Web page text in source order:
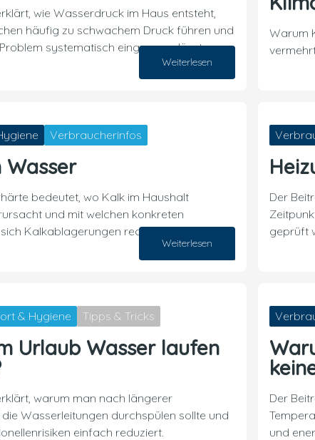
wie Wasserdruck im Haus entsteht,
häufig zu schwachem Druck führen und
systematisch eingrenzen lässt.
Weiterlesen
Warum
Verbraucherinfos
Wasser
bedeutet, wo Kalk im Haushalt
und mit welchen konkreten
Kalkablagerungen reduzieren lassen.
Weiterlesen
Der
geprüft
& Hygiene Tipps & Tricks
Urlaub Wasser laufen
warum man nach längerer
Wasserleitungen durchspülen sollte und
einfach reduziert.
Der
und